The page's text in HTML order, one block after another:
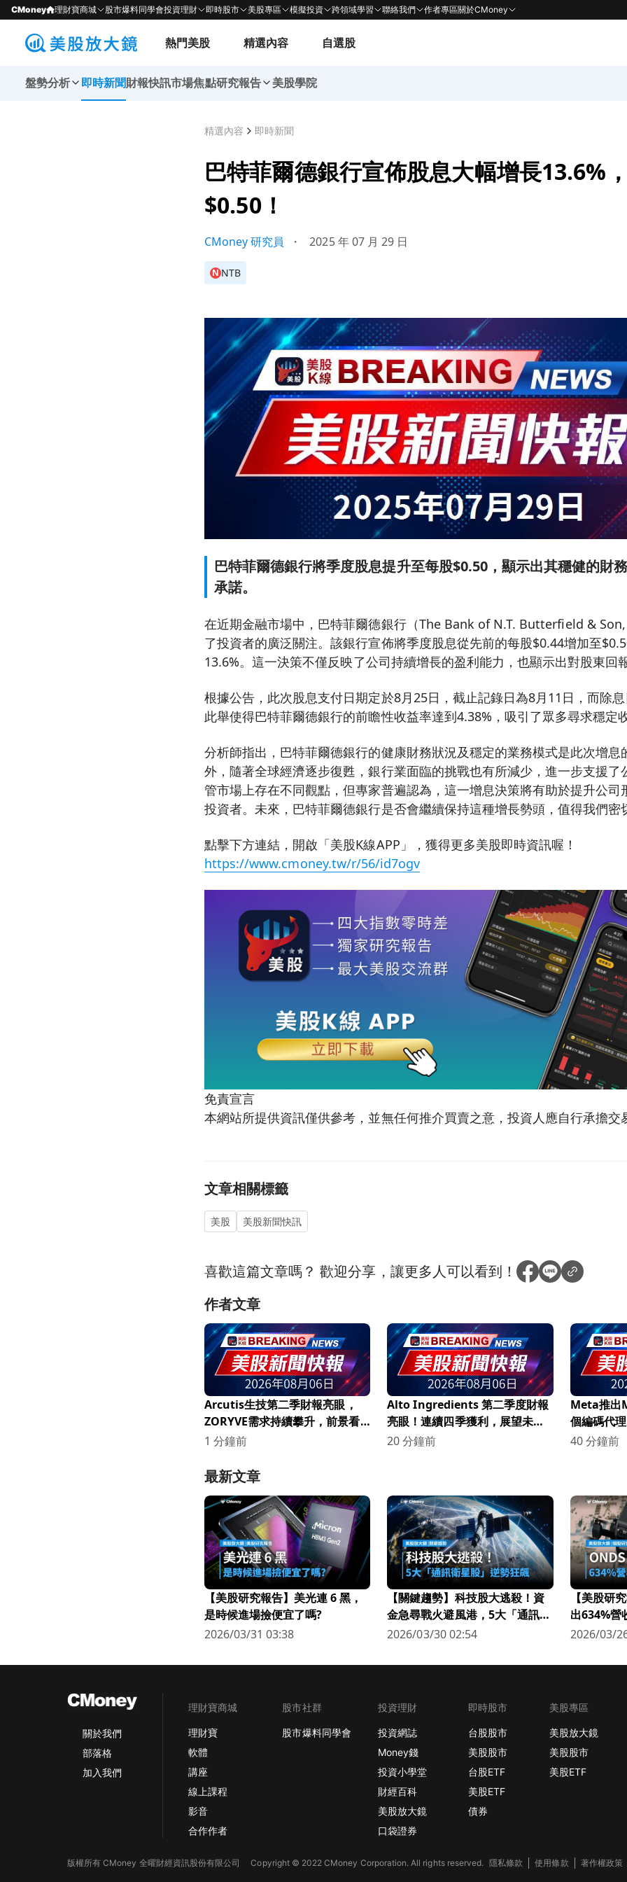
CMoney 理財寶商城 股市爆料同學會投資理財 即時股市 美股專區 模擬投資 跨領域學習 聯絡我們 作者專區關於CMoney
熱門美股 精選內容 自選股
盤勢分析 即時新聞財報快訊市場焦點研究報告 美股學院
精選內容 即時新聞
巴特菲爾德銀行宣佈股息大幅增長13.6%
$0.50！
CMoney 研究員 ・ 2025 年 07 月 29 日
N NTB
巴特菲爾德銀行將季度股息提升至每股$0.50，顯示出其穩健的財
承諾。
在近期金融市場中，巴特菲爾德銀行（The Bank of N.T. Butterfield & Son,
了投資者的廣泛關注。該銀行宣佈將季度股息從先前的每股$0.44增加至
13.6%。這一決策不僅反映了公司持續增長的盈利能力，也顯示出對股東回
根據公告，此次股息支付日期定於8月25日，截止記錄日為8月11日，而除
此舉使得巴特菲爾德銀行的前瞻性收益率達到4.38%，吸引了眾多尋求穩定
分析師指出，巴特菲爾德銀行的健康財務狀況及穩定的業務模式是此次增息
外，隨著全球經濟逐步復甦，銀行業面臨的挑戰也有所減少，進一步支援了
管市場上存在不同觀點，但專家普遍認為，這一增息決策將有助於提升公司
投資者。未來，巴特菲爾德銀行是否會繼續保持這種增長勢頭，值得我們密
點擊下方連結，開啟「美股K線APP」，獲得更多美股即時資訊喔！
https://www.cmoney.tw/r/56/id7ogv
免責宣言
本網站所提供資訊僅供參考，並無任何推介買賣之意，投資人應自行承擔交
文章相關標籤
美股 美股新聞快訊
喜歡這篇文章嗎？歡迎分享，讓更多人可以看到！
作者文章
Arcutis生技第二季財報亮眼，
ZORYVE需求持續攀升，前景看
好！
1 分鐘前
Alto Ingredients 第二季度財報
亮眼！連續四季獲利，展望未來
持續增長
20 分鐘前
Meta推出
個編碼代
Anthropic
40 分鐘前
最新文章
【美股研究報告】美光連 6 黑，
是時候進場撿便宜了嗎?
2026/03/31 03:38
【關鍵趨勢】科技股大逃殺！資
金急尋戰火避風港，5大「通訊衛
星股」逆勢狂飆
2026/03/30 02:54
【美股研
出634%營
科技新星
2026/03/
關於我們
部落格
加入我們
理財寶商城
理財寶
軟體
講座
線上課程
影音
合作作者
股市社群
股市爆料同學會
投資理財
投資網誌
Money錢
投資小學堂
財經百科
美股放大鏡
口袋證券
即時股市
台股股市
美股股市
台股ETF
美股ETF
債券
美股專區
美股放大鏡
美股股市
美股ETF
版權所有 CMoney 全曜財經資訊股份有限公司Copyright © 2022 CMoney Corporation. All rights reserved. 隱私條款 使用條款 著作權政策